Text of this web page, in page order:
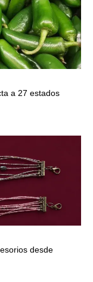
a 27 estados
desde